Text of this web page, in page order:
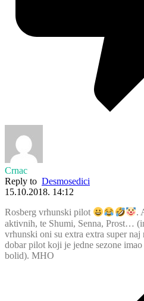
Crnac
Reply to Desmosedici
15.10.2018. 14:12
Rosberg vrhunski pilot
.
aktivnih, te Shumi, Senna, Prost…
vrhunski oni su extra extra super
dobar pilot koji je jedne sezone
bolid). MHO